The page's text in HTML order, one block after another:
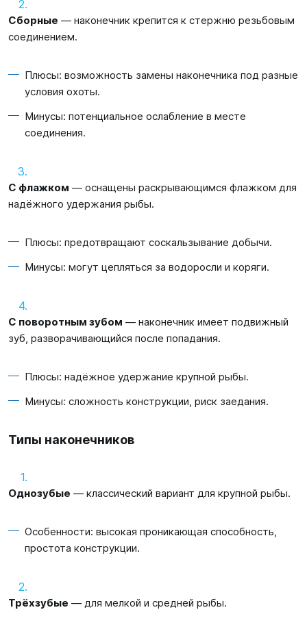
Сборные — наконечник крепится к стержню резьбовым
соединением.
Плюсы: возможность замены наконечника под разные
условия охоты.
Минусы: потенциальное ослабление в месте
соединения.
С флажком — оснащены раскрывающимся флажком для
надёжного удержания рыбы.
Плюсы: предотвращают соскальзывание добычи.
Минусы: могут цепляться за водоросли и коряги.
С поворотным зубом — наконечник имеет подвижный
зуб, разворачивающийся после попадания.
Плюсы: надёжное удержание крупной рыбы.
Минусы: сложность конструкции, риск заедания.
Типы наконечников
Однозубые — классический вариант для крупной рыбы.
Особенности: высокая проникающая способность,
простота конструкции.
Трёхзубые — для мелкой и средней рыбы.